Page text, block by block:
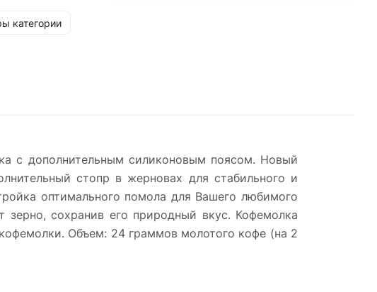
категории
с дополнительным силиконовым поясом. Новый
стопр в жерновах для стабильного и
оптимального помола для Вашего любимого
зерно, сохранив его природный вкус. Кофемолка
Объем: 24 граммов молотого кофе (на 2